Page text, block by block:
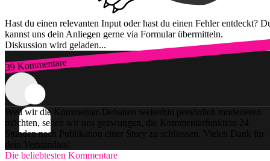
Hast du einen relevanten Input oder hast du einen Fehler entdeckt?
kannst uns dein Anliegen gerne via Formular übermitteln.
Diskussion wird geladen...
39 Kommentare
Zum Login
Weil wir die Kommentar-Debatten weiterhin persönlich moderieren
möchten, sehen wir uns gezwungen, die Kommentarfunktion 24
Stunden nach Publikation einer Story zu schliessen. Vielen Dank für
dein Verständnis!
Die beliebtesten Kommentare